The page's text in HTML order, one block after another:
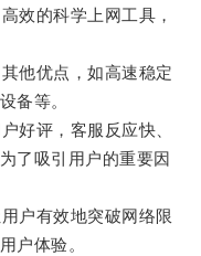
的科学上网工具，
他优点，如高速稳定
备等。
评，客服反应快、
了吸引用户的重要因
户有效地突破网络限
户体验。